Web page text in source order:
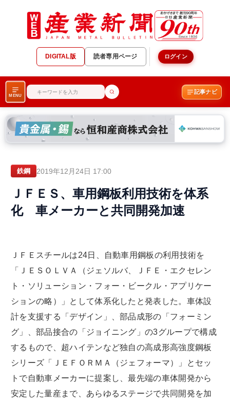
DIGITAL版 読者専用ページ ログイン
MENU
記事ナビ
鉄鋼 2019年12月24日 17:00
ＪＦＥＳ、車用鋼板利用技術を体系
化 車メーカーと共同開発加速
ＪＦＥスチールは24日、自動車用鋼板の利用技術を
「ＪＥＳＯＬＶＡ（ジェソルバ、ＪＦＥ・エクセレン
ト・ソリューション・フォー・ビークル・アプリケー
ションの略）」として体系化したと発表した。車体設
計を支援する「デザイン」、部品成形の「フォーミン
グ」、部品接合の「ジョイニング」の3グループで構成
するもので、超ハイテンなど独自の高成形高強度鋼板
シリーズ「ＪＥＦＯＲＭＡ（ジェフォーマ）」とセッ
トで自動車メーカーに提案し、最先端の車体開発から
安定した量産まで、あらゆるステージで共同開発を加